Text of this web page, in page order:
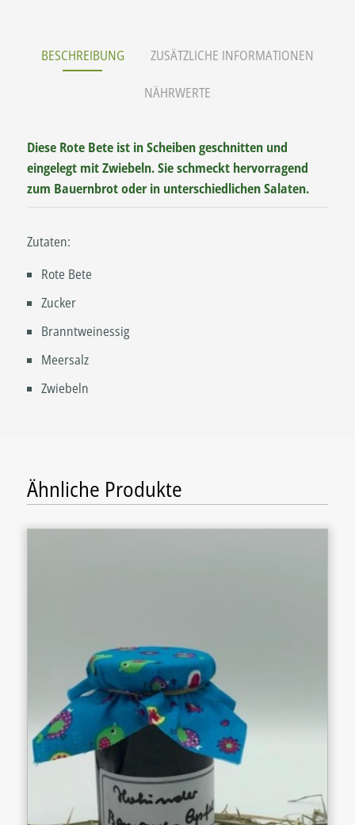
BESCHREIBUNG ZUSÄTZLICHE INFORMATIONEN
NÄHRWERTE
Diese Rote Bete ist in Scheiben geschnitten und
eingelegt mit Zwiebeln. Sie schmeckt hervorragend
zum Bauernbrot oder in unterschiedlichen Salaten.
Zutaten:
Rote Bete
Zucker
Branntweinessig
Meersalz
Zwiebeln
Ähnliche Produkte